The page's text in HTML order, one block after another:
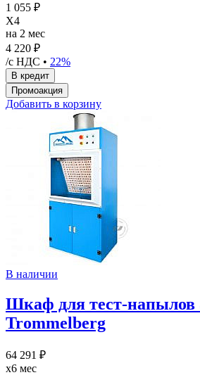
1 055 ₽
X4
на 2 мес
4 220 ₽
/с НДС • 22%
Добавить в корзину
В наличии
Шкаф для тест-напылов
Trommelberg
64 291 ₽
x6 мес